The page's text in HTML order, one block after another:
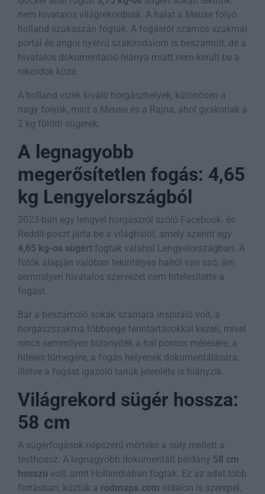
nem hivatalos világrekordnak. A halat a Meuse folyó
holland szakaszán fogták. A fogásról számos szakmai
portál és angol nyelvű szakirodalom is beszámolt, de a
hivatalos dokumentáció hiánya miatt nem került be a
rekordok közé.
A holland vizek kiváló horgászhelyek, különösen a
nagy folyók, mint a Meuse és a Rajna, ahol gyakoriak a
2 kg fölötti sügerek.
A legnagyobb
megerősítetlen fogás: 4,65
kg Lengyelországból
2023-ban egy lengyel horgászról szóló Facebook- és
Reddit-poszt járta be a világhálót, amely szerint egy
4,65 kg-os sügért fogtak valahol Lengyelországban. A
fotók alapján valóban tekintélyes halról van szó, ám
semmilyen hivatalos szervezet nem hitelesítette a
fogást.
Bár a beszámoló sokak számára inspiráló volt, a
horgászszakma többsége fenntartásokkal kezeli, mivel
nincs semmilyen bizonyíték a hal pontos mérésére, a
hiteles tömegére, a fogás helyének dokumentálására,
illetve a fogást igazoló tanúk jelenléte is hiányzik.
Világrekord sügér hossza:
58 cm
A sügérfogások népszerű mértéke a súly mellett a
testhossz. A legnagyobb dokumentált példány 58 cm
hosszú volt, amit Hollandiában fogtak. Ez az adat több
forrásban, köztük a rodmaps.com oldalon is szerepel,